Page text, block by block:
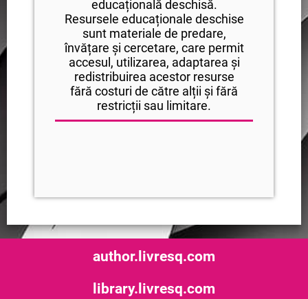
educațională deschisă.
Resursele educaționale deschise
sunt materiale de predare,
învățare și cercetare, care permit
accesul, utilizarea, adaptarea și
redistribuirea acestor resurse
fără costuri de către alții și fără
restricții sau limitare.
author.livresq.com
library.livresq.com